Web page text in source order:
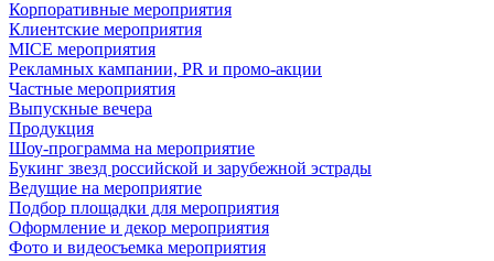
Корпоративные мероприятия
Клиентские мероприятия
MICE мероприятия
Рекламных кампании, PR и промо-акции
Частные мероприятия
Выпускные вечера
Продукция
Шоу-программа на мероприятие
Букинг звезд российской и зарубежной эстрады
Ведущие на мероприятие
Подбор площадки для мероприятия
Оформление и декор мероприятия
Фото и видеосъемка мероприятия